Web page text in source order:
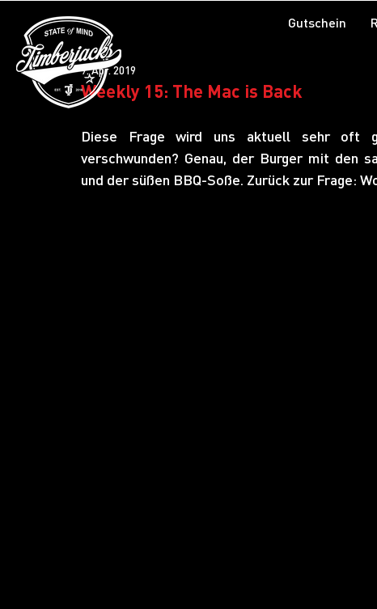
Gutschein
Weekly 15: The Mac is Back
9. Apr. 2019
Diese Frage wird uns aktuell sehr oft
verschwunden? Genau, der Burger mit den
und der süßen BBQ-Soße. Zurück zur Frage: